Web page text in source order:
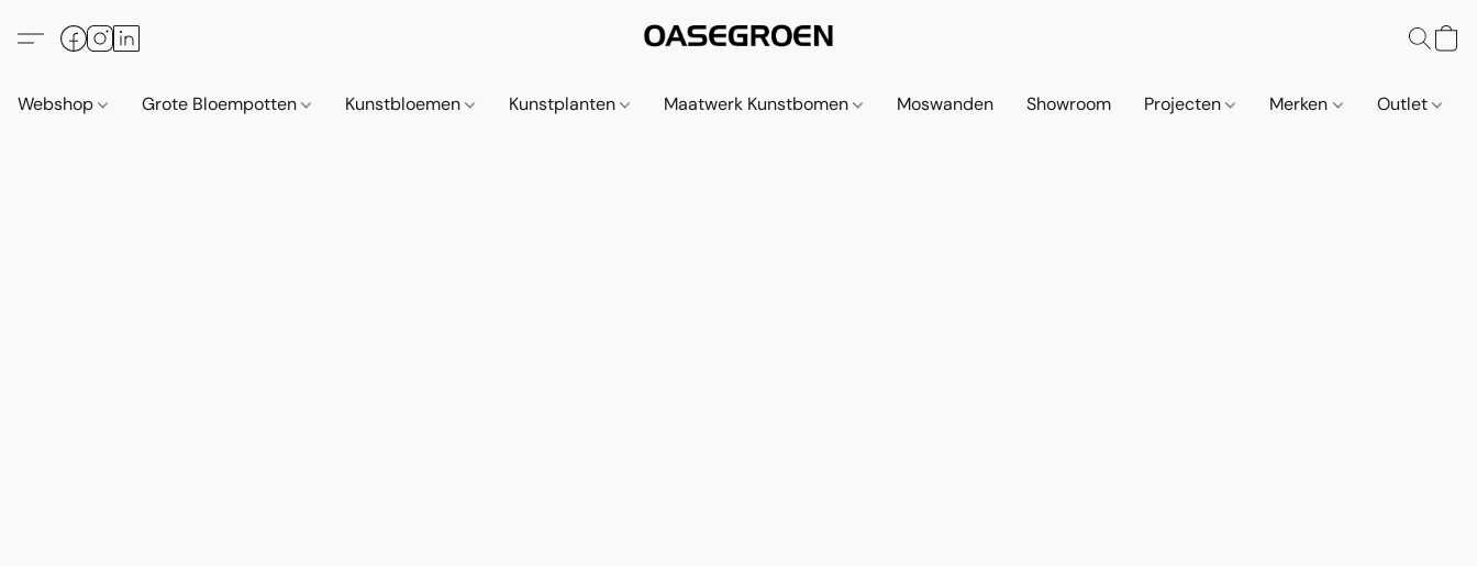
Webshop Grote Bloempotten Kunstbloemen Kunstplanten Maatwerk Kunstbomen Moswanden Showroom Projecten Merken Outlet